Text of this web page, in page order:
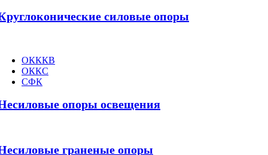
силовые опоры
ОКККВ
ОККС
СФК
опоры освещения
граненые опоры